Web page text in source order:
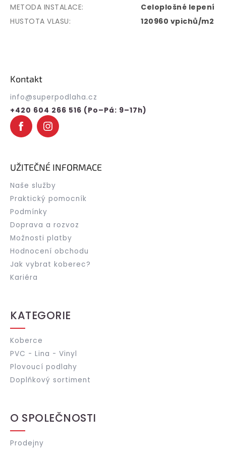
METODA INSTALACE:
Celoplošné lepení
HUSTOTA VLASU: 120960 vpichů/m2
Kontakt
info@superpodlaha.cz
+420 604 266 516 (Po–Pá: 9–17h)
UŽITEČNÉ INFORMACE
Naše služby
Praktický pomocník
Podmínky
Doprava a rozvoz
Možnosti platby
Hodnocení obchodu
Jak vybrat koberec?
Kariéra
KATEGORIE
Koberce
PVC - Lina - Vinyl
Plovoucí podlahy
Doplňkový sortiment
O SPOLEČNOSTI
Prodejny